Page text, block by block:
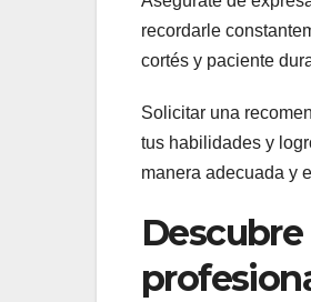
recordarle
cortés y paciente
Solicitar una
tus habilidades y
manera adecuada y